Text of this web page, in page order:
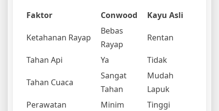
Faktor Conwood Kayu Asli
Ketahanan Rayap
Bebas
Rayap
Rentan
Tahan Api Ya Tidak
Tahan Cuaca
Sangat
Tahan
Mudah
Lapuk
Perawatan
Minim
Tinggi